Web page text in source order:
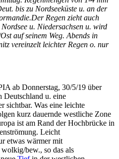
bis zu Nordseeküste u. an der
Regen zieht auch
u. Niedersachsen u. wird
auf seinem Weg. Abends in
vereinzelt leichter Regen o. nur
ab Donnerstag, 30/5/19 über
Deutschland u. eine
sichtbar. Was eine leichte
kurz dauernde westliche Zone
ist am Rand der Hochbrücke in
Leicht
etwas wärmer mit
bew., so das als